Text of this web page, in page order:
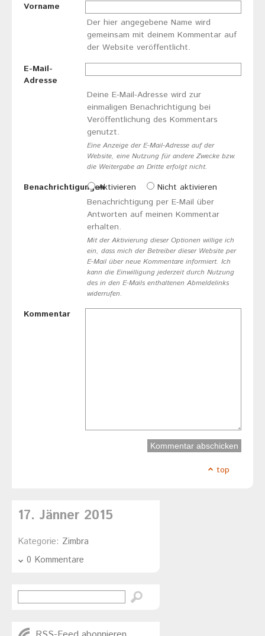
Vorname
Der hier angegebene Name wird
gemeinsam mit deinem Kommentar auf
der Website veröffentlicht.
E-Mail-
Adresse
Deine E-Mail-Adresse wird zur
einmaligen Benachrichtigung bei
Veröffentlichung des Kommentars
genutzt.
Eine Anzeige der E-Mail-Adresse auf der
Website, eine Nutzung für andere Zwecke bzw.
die Weitergabe an Dritte erfolgt nicht.
BenachrichtigungenAktivieren
Nicht aktivieren
Benachrichtigung per E-Mail über
Antworten auf meinen Kommentar
erhalten.
Mit der Aktivierung dieser Optionen willige ich
ein, dass mich der Betreiber dieser Website per
E-Mail über neue Kommentare informiert. Ich
kann die Einwilligung jederzeit durch Nutzung
des in den E-Mails enthaltenen Abmeldelinks
widerrufen.
Kommentar
top
17. Jänner 2015
Kategorie: Zimbra
0 Kommentare